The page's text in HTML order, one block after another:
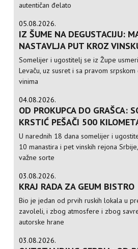
autentičan đelato
05.08.2026.
IZ ŠUME NA DEGUSTACIJU:
NASTAVLJA PUT KROZ
Somelijer i ugostitelj se iz Župe
Levaču, uz susret i sa pravom
vinima
04.08.2026.
OD PROKUPCA DO GRAŠCA:
KRSTIĆ PEŠAČI 500
U narednih 18 dana somelijer i
10 manastira i pet vinskih rejona
važne sorte
03.08.2026.
KRAJ RADA ZA GEUM BISTRO
Bio je jedan od prvih ruskih lokala u
zavoleli, i zbog atmosfere i zbog
autorske hrane
03.08.2026.